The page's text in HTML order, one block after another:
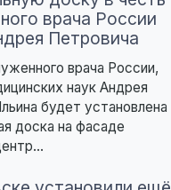
врача России
Петровича
врача России,
наук Андрея
будет установлена
доска на фасаде